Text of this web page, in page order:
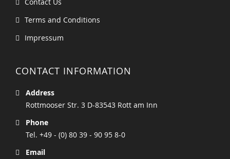
Terms and Conditions
Impressum
CONTACT INFORMATION
Address
Rottmooser Str. 3 D-83543 Rott am Inn
Phone
Tel. +49 - (0) 80 39 - 90 95 8-0
Email